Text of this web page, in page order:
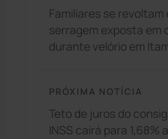
Familiares se revoltam
serragem exposta em
durante velório em
PRÓXIMA NOTÍCIA
Teto de juros do
INSS cairá para 1,68%